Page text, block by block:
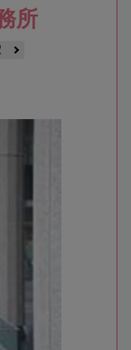
所